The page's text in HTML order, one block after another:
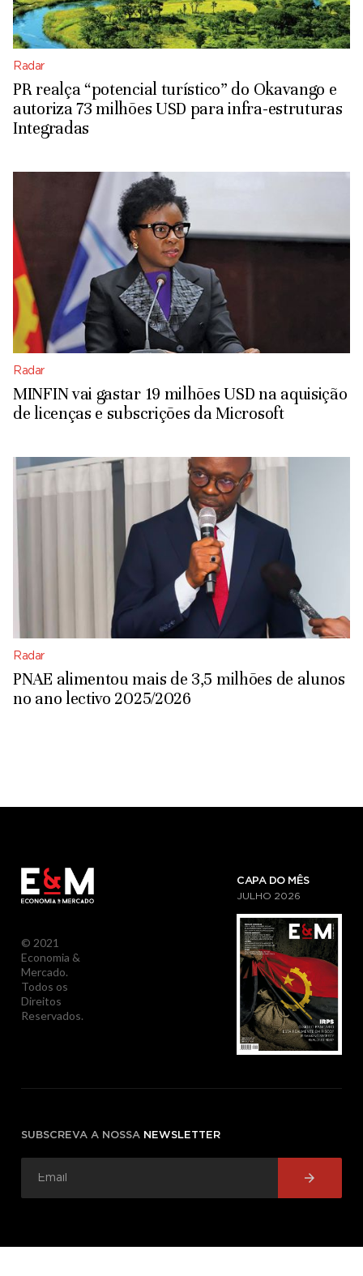
Radar
PR realça “potencial turístico” do Okavango e
autoriza 73 milhões USD para infra-estruturas
Integradas
Radar
MINFIN vai gastar 19 milhões USD na aquisição
de licenças e subscrições da Microsoft
Radar
PNAE alimentou mais de 3,5 milhões de alunos
no ano lectivo 2025/2026
© 2021
Economia &
Mercado.
Todos os
Direitos
Reservados.
CAPA DO MÊS
JULHO 2026
SUBSCREVA A NOSSA NEWSLETTER